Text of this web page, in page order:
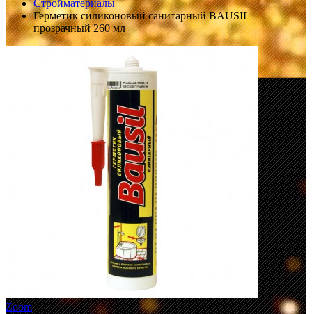
Стройматериалы
Герметик силиконовый санитарный BAUSIL
прозрачный 260 мл
Zoom